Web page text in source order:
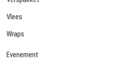
Vlees
Wraps
Evenement